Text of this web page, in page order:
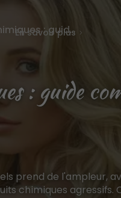
En savoir plus
Adieu les produits chimiques : guide complet des soins capillaires naturels
: guide
prend de l'ampleur,
chimiques agressifs.